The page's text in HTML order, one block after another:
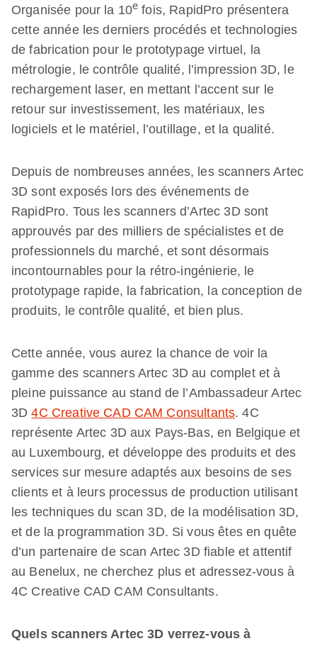
Organisée pour la 10e fois, RapidPro présentera
cette année les derniers procédés et technologies
de fabrication pour le prototypage virtuel, la
métrologie, le contrôle qualité, l’impression 3D, le
rechargement laser, en mettant l’accent sur le
retour sur investissement, les matériaux, les
logiciels et le matériel, l’outillage, et la qualité.
Depuis de nombreuses années, les scanners Artec
3D sont exposés lors des événements de
RapidPro. Tous les scanners d’Artec 3D sont
approuvés par des milliers de spécialistes et de
professionnels du marché, et sont désormais
incontournables pour la rétro-ingénierie, le
prototypage rapide, la fabrication, la conception de
produits, le contrôle qualité, et bien plus.
Cette année, vous aurez la chance de voir la
gamme des scanners Artec 3D au complet et à
pleine puissance au stand de l’Ambassadeur Artec
3D4C Creative CAD CAM Consultants. 4C
représente Artec 3D aux Pays-Bas, en Belgique et
au Luxembourg, et développe des produits et des
services sur mesure adaptés aux besoins de ses
clients et à leurs processus de production utilisant
les techniques du scan 3D, de la modélisation 3D,
et de la programmation 3D. Si vous êtes en quête
d’un partenaire de scan Artec 3D fiable et attentif
au Benelux, ne cherchez plus et adressez-vous à
4C Creative CAD CAM Consultants.
Quels scanners Artec 3D verrez-vous à